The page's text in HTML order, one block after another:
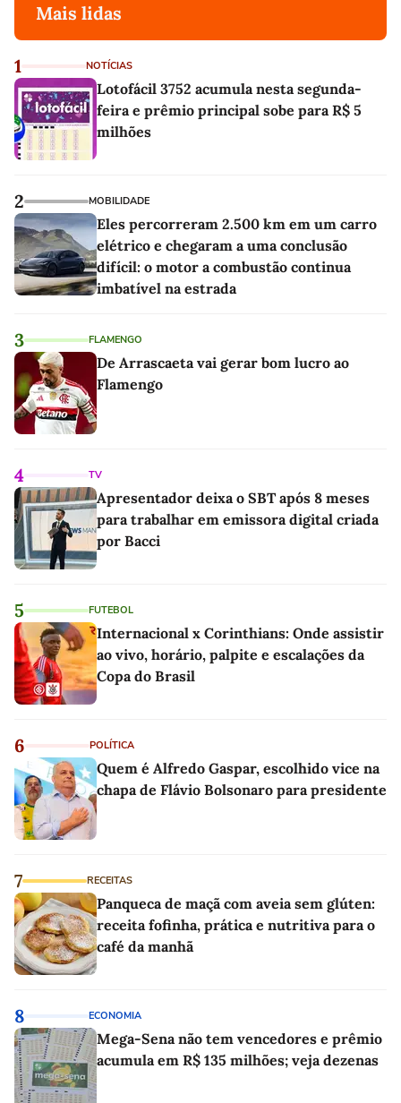
Mais lidas
1 NOTÍCIAS
Lotofácil 3752 acumula nesta segunda-
feira e prêmio principal sobe para R$ 5
milhões
2 MOBILIDADE
Eles percorreram 2.500 km em um carro
elétrico e chegaram a uma conclusão
difícil: o motor a combustão continua
imbatível na estrada
3 FLAMENGO
De Arrascaeta vai gerar bom lucro ao
Flamengo
4 TV
Apresentador deixa o SBT após 8 meses
para trabalhar em emissora digital criada
por Bacci
5 FUTEBOL
Internacional x Corinthians: Onde assistir
ao vivo, horário, palpite e escalações da
Copa do Brasil
6 POLÍTICA
Quem é Alfredo Gaspar, escolhido vice na
chapa de Flávio Bolsonaro para presidente
7 RECEITAS
Panqueca de maçã com aveia sem glúten:
receita fofinha, prática e nutritiva para o
café da manhã
8 ECONOMIA
Mega-Sena não tem vencedores e prêmio
acumula em R$ 135 milhões; veja dezenas